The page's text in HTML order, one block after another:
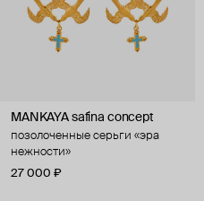
MANKAYA safina concept
позолоченные серьги «эра
нежности»
27 000 ₽